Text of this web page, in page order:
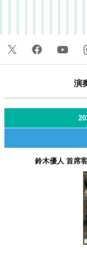
演
鈴木優人 首席